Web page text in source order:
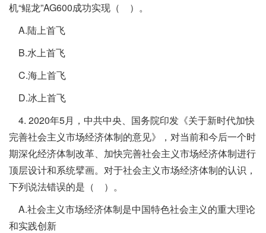
机“鲲龙”AG600成功实现（ ）。
A.陆上首飞
B.水上首飞
C.海上首飞
D.冰上首飞
4. 2020年5月，中共中央、国务院印发《关于新时代加快
完善社会主义市场经济体制的意见》，对当前和今后一个时
期深化经济体制改革、加快完善社会主义市场经济体制进行
顶层设计和系统擘画。对于社会主义市场经济体制的认识，
下列说法错误的是（ ）。
A.社会主义市场经济体制是中国特色社会主义的重大理论
和实践创新